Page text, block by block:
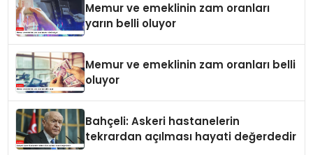
Memur ve emeklinin zam oranları
yarın belli oluyor
Memur ve emeklinin zam oranları belli
oluyor
Bahçeli: Askeri hastanelerin
tekrardan açılması hayati değerdedir